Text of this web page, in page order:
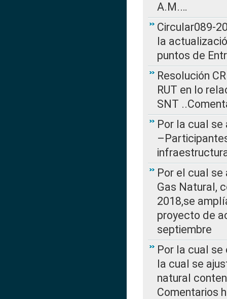
A.M.…
Circular089-
la
puntos de
Resolución
RUT en lo
SNT
Por la cual se
Por el cual
Gas Natural,
2018,se
proyecto de
septiembre
Por la cual se
la cual se
natural
Comentarios